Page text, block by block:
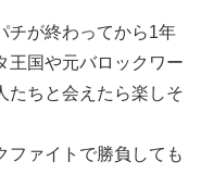
チが終わってから1年
王国や元バロックワー
たちと会えたら楽しそ
ファイトで勝負しても